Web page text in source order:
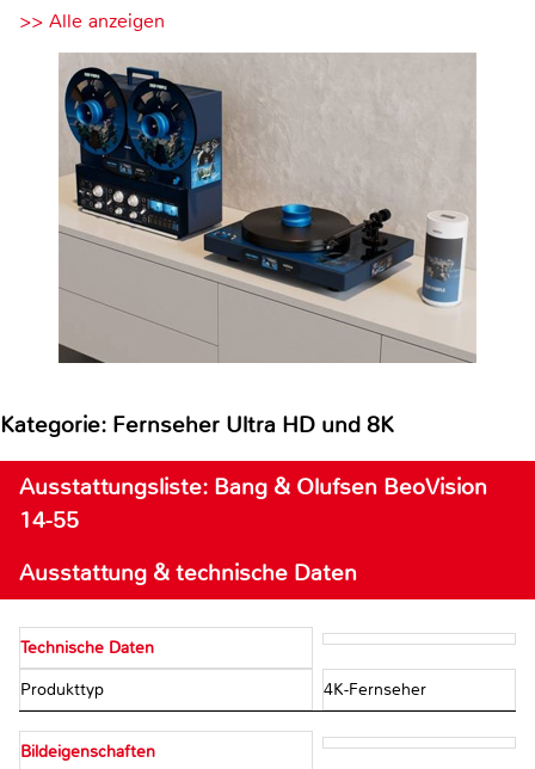
>> Alle anzeigen
Kategorie: Fernseher Ultra HD und 8K
Ausstattungsliste: Bang & Olufsen BeoVision
14-55
Ausstattung & technische Daten
Technische Daten
Produkttyp 4K-Fernseher
Bildeigenschaften